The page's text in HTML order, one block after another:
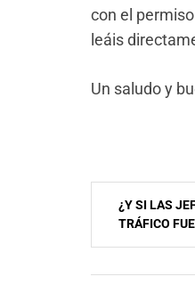
con el
leáis
Un saludo y
entradas
¿Y SI LAS
TRÁFICO